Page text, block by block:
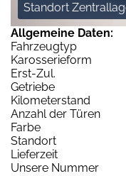
Standort
Allgemeine Daten:
Fahrzeugtyp
Karosserieform
Erst-Zul.
Getriebe
Kilometerstand
Anzahl der Türen
Farbe
Standort
Lieferzeit
Unsere Nummer